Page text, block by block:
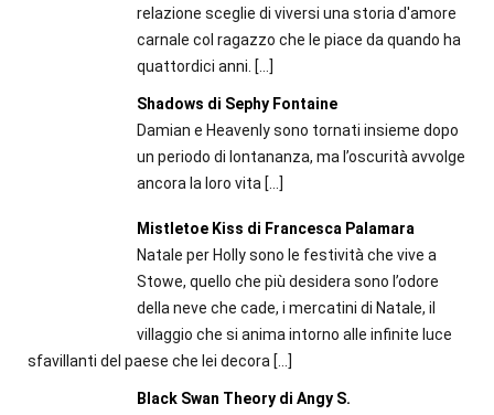
relazione sceglie di viversi una storia d'amore
carnale col ragazzo che le piace da quando ha
quattordici anni. […]
Shadows di Sephy Fontaine
Damian e Heavenly sono tornati insieme dopo
un periodo di lontananza, ma l’oscurità avvolge
ancora la loro vita[…]
Mistletoe Kiss di Francesca Palamara
Natale per Holly sono le festività che vive a
Stowe, quello che più desidera sono l’odore
della neve che cade, i mercatini di Natale, il
villaggio che si anima intorno alle infinite luce
sfavillanti del paese che lei decora […]
Black Swan Theory di Angy S.